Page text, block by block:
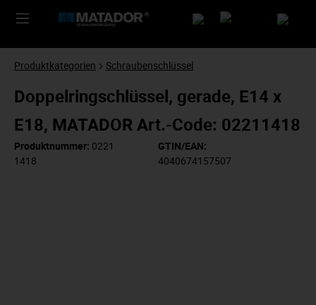
Produktkategorien Schraubenschlüssel
Doppelringschlüssel, gerade, E14 x
E18, MATADOR Art.-Code: 02211418
Produktnummer: 0221
1418
GTIN/EAN:
4040674157507